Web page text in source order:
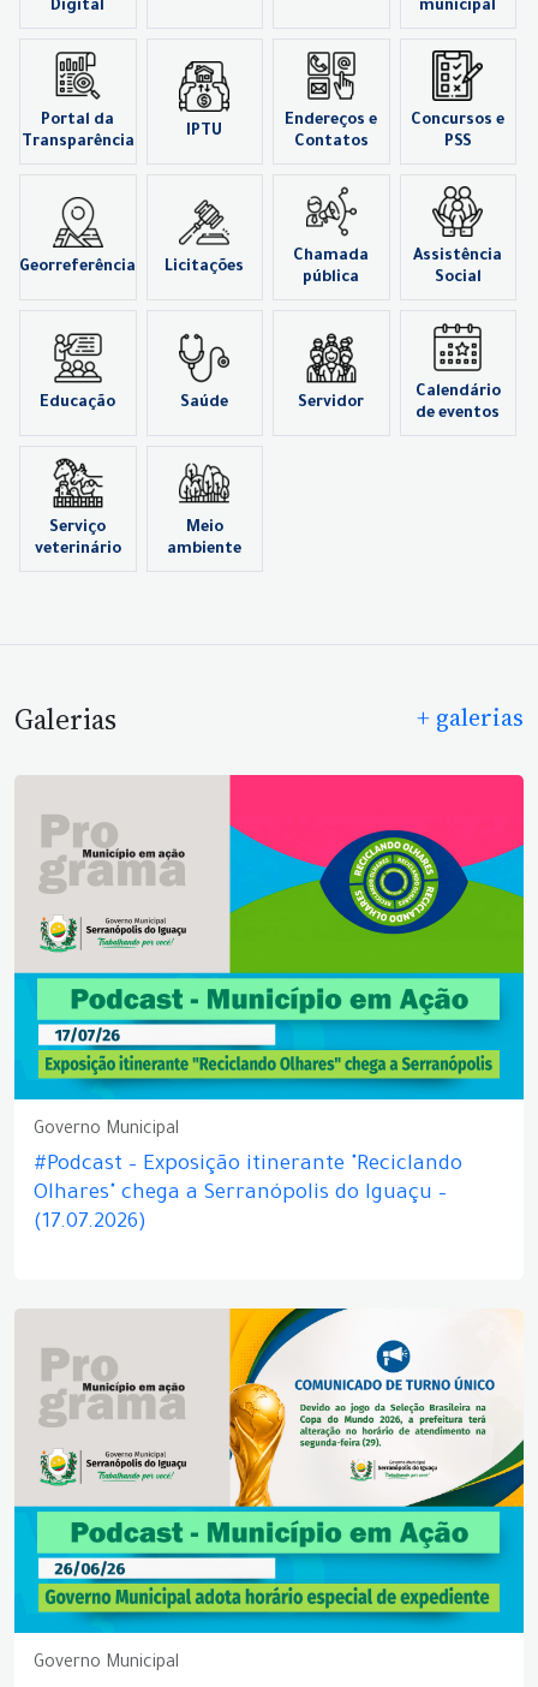
Digital municipal
Portal da
Transparência
IPTU
Endereços e
Contatos
Concursos e
PSS
Georreferência Licitações
Chamada
pública
Assistência
Social
Educação Saúde Servidor
Calendário
de eventos
Serviço
veterinário
Meio
ambiente
Galerias + galerias
Governo Municipal
#Podcast – Exposição itinerante "Reciclando
Olhares" chega a Serranópolis do Iguaçu –
(17.07.2026)
Governo Municipal